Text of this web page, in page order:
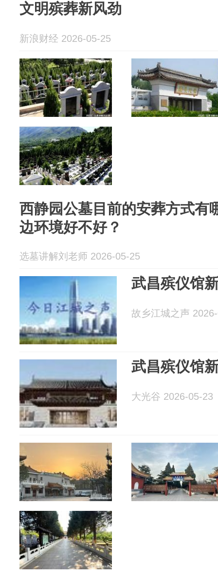
文明殡葬新风劲
新浪财经 2026-05-25
西静园公墓目前的安葬方式有
边环境好不好？
选墓讲解刘老师 2026-05-25
武昌殡仪馆
故乡江城之声
武昌殡仪馆
大光谷 2026-05-23